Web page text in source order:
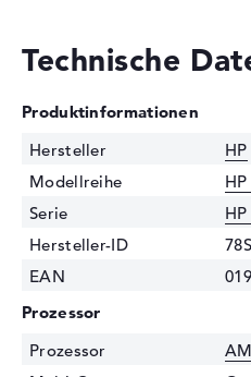
Technische
Produktinformationen
Hersteller
HP
Modellreihe
Serie
Hersteller-ID
EAN
Prozessor
Prozessor